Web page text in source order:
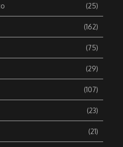
(25)
(162)
(75)
(29)
(107)
(23)
(21)